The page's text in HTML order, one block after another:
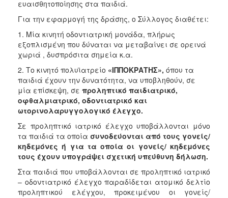
Γυναικών
Κέντρο
Κοινότητας
Κοινωνικό
Φαρμακείο
Κοινωνικό
Παντοπωλείο
Ισότητα
των
Υγεία
Αυτόματοι
Απινιδωτές
ευαισθητοποίησης στα παιδιά.
Για την εφαρμογή της δράσης, ο Σύλλογος διαθέτει:
1. Μία κινητή οδοντιατρική μονάδα, πλήρως
εξοπλισμένη που δύναται να μεταβαίνει σε ορεινά
χωριά , δυσπρόσιτα σημεία κ.α.
2. Το κινητό πολυϊατρείο «ΙΠΠΟΚΡΑΤΗΣ», όπου τα
παιδιά έχουν την δυνατότητα, να υποβληθούν, σε
μία επίσκεψη, σε προληπτικό παιδιατρικό,
οφθαλμιατρικό, οδοντιατρικό και
ωτορινολαρυγγολογικό έλεγχο.
Σε προληπτικό ιατρικό έλεγχο υποβάλλονται μόνο
τα παιδιά τα οποία συνοδεύονται από τους γονείς/
κηδεμόνες ή για τα οποία οι γονείς/ κηδεμόνες
τους έχουν υπογράψει σχετική υπεύθυνη δήλωση.
Στα παιδιά που υποβάλλονται σε προληπτικό ιατρικό
– οδοντιατρικό έλεγχο παραδίδεται ατομικό δελτίο
προληπτικού ελέγχου, προκειμένου οι γονείς/